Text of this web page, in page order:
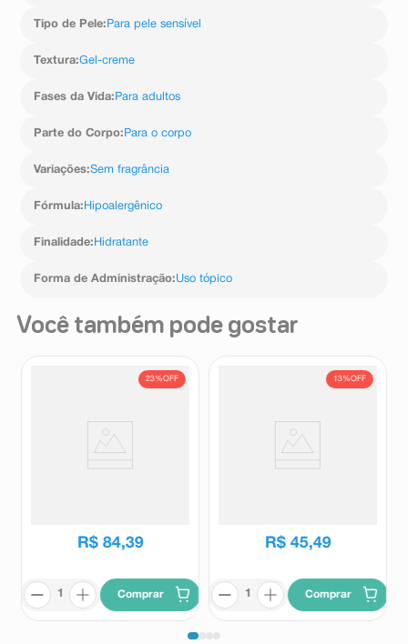
Tipo de Pele: Para pele sensível
Textura:Gel-creme
Fases da Vida: Para adultos
Parte do Corpo: Para o corpo
Variações:Sem fragrância
Fórmula: Hipoalergênico
Finalidade: Hidratante
Forma de Administração:Uso tópico
Você também pode gostar
23%OFF
R$ 84,39
Comprar
13%OFF
R$ 45,49
Comprar